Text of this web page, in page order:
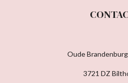
Oude
3721 DZ